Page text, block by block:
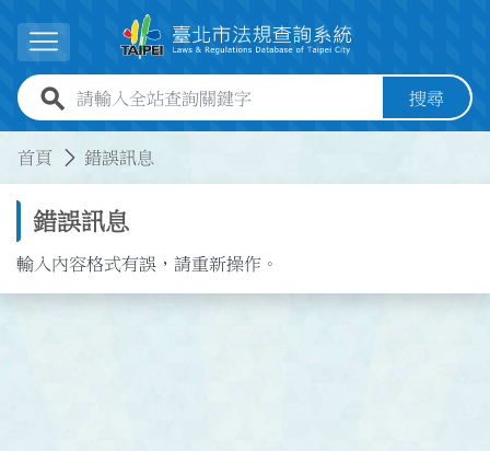
展開選單
全站查詢關鍵字欄位 搜尋
首頁 錯誤訊息
錯誤訊息
輸入內容格式有誤，請重新操作。